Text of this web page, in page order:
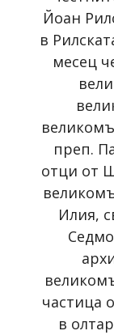
Йоан
в
месец
преп.
отци от
Илия,
частица
в